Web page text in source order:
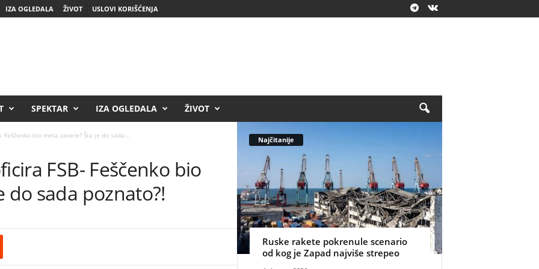
IZA OGLEDALA ŽIVOT USLOVI KORIŠĆENJA
SPEKTAR IZA OGLEDALA ŽIVOT
Feščenko bio meta zavere? Šta je do sada...
FSB- Feščenko bio
do sada poznato?!
Najčitanije
Ruske rakete pokrenule scenario
od kog je Zapad najviše strepeo